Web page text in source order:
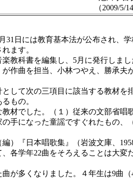
（2009/5/14
日には教育基本法が公布され、
ます。
教科書を編集し、5月に発行しま
作曲を担当、小林つやえ、勝承
して次の三項目に該当する教材を
もの。
材でした。（１）従来の文部省唱
手になった童謡ですぐれたもの
）『日本唱歌集』（岩波文庫、
各学年22曲をそろえることは大
が多くなりました。４年生は9曲（